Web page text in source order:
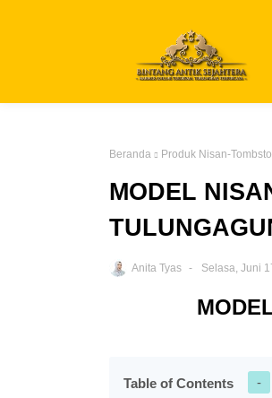
Beranda Produk Nisan-
MODEL
Anita Tyas Selasa, Juni
Table of Contents